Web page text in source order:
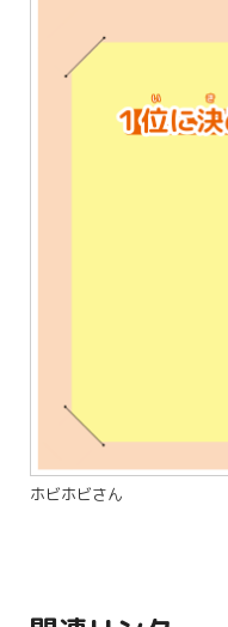
ホビホビさん